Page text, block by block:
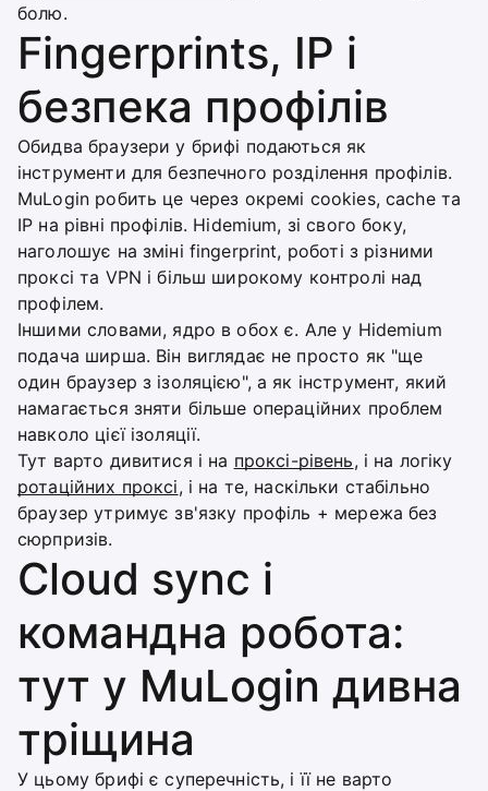
болю.
Fingerprints, IP і
безпека профілів
Обидва браузери у брифі подаються як
інструменти для безпечного розділення профілів.
MuLogin робить це через окремі cookies, cache та
IP на рівні профілів. Hidemium, зі свого боку,
наголошує на зміні fingerprint, роботі з різними
проксі та VPN і більш широкому контролі над
профілем.
Іншими словами, ядро в обох є. Але у Hidemium
подача ширша. Він виглядає не просто як "ще
один браузер з ізоляцією", а як інструмент, який
намагається зняти більше операційних проблем
навколо цієї ізоляції.
Тут варто дивитися і на проксі-рівень, і на логіку
ротаційних проксі, і на те, наскільки стабільно
браузер утримує зв'язку профіль + мережа без
сюрпризів.
Cloud sync і
командна робота:
тут у MuLogin дивна
тріщина
У цьому брифі є суперечність, і її не варто